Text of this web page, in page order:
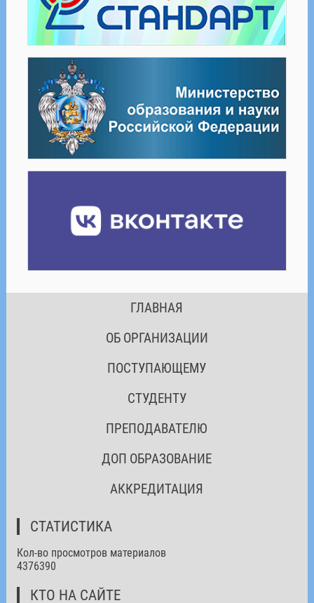
ГЛАВНАЯ
ОБ ОРГАНИЗАЦИИ
ПОСТУПАЮЩЕМУ
СТУДЕНТУ
ПРЕПОДАВАТЕЛЮ
ДОП ОБРАЗОВАНИЕ
АККРЕДИТАЦИЯ
СТАТИСТИКА
Кол-во просмотров материалов
4376390
КТО НА САЙТЕ